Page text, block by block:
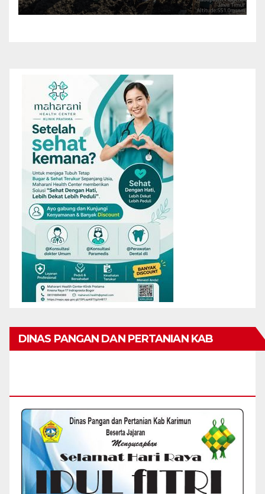
DINAS PANGAN DAN PERTANIAN KAB